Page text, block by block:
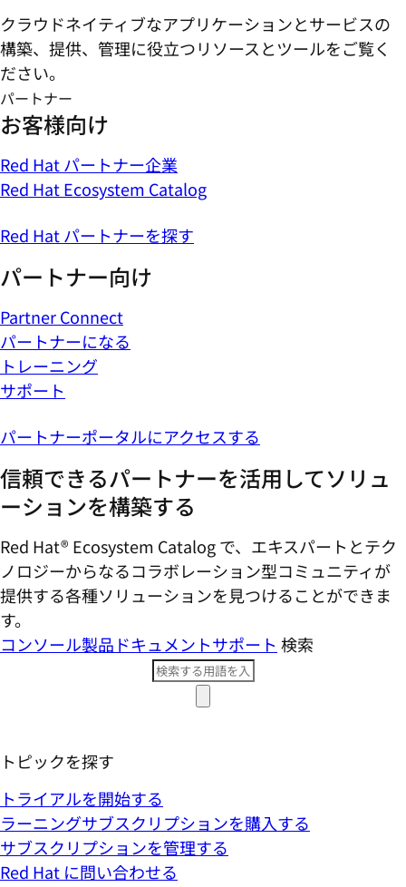
クラウドネイティブなアプリケーションとサービスの
構築、提供、管理に役立つリソースとツールをご覧く
ださい。
パートナー
お客様向け
Red Hat パートナー企業
Red Hat Ecosystem Catalog
Red Hat パートナーを探す
パートナー向け
Partner Connect
パートナーになる
トレーニング
サポート
パートナーポータルにアクセスする
信頼できるパートナーを活用してソリュ
ーションを構築する
Red Hat® Ecosystem Catalog で、エキスパートとテク
ノロジーからなるコラボレーション型コミ​ュニティが
提供する各種ソリューションを見つけることができま
す。
コンソール製品ドキュメントサポート 検索
トピックを探す
トライアルを開始する
ラーニングサブスクリプションを購入する
サブスクリプションを管理する
Red Hat に問い合わせる